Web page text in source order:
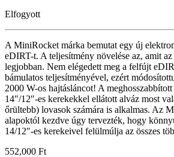
Elfogyott
A MiniRocket márka bemutat egy új
eDIRT-t. A teljesítmény növelése az, amit
legjobban. Nem elégedett meg a felfújt
bámulatos teljesítményével, ezért
2000 W-os hajtásláncot! A
14″/12″-es kerekekkel ellátott alváz most
őrültebb) lovasok számára is alkalmas. Az
alapoktól kezdve úgy tervezték, hogy
14/12″-es kerekeivel felülmúlja az összes
552,000 Ft